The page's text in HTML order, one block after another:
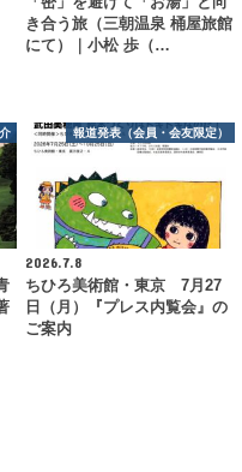
き合う旅（三朝温泉 桶屋旅館
にて）｜小松 歩（…
報道発表（会員・会友限定）
2026.7.8
ちひろ美術館・東京 7月27
日（月）『プレス内覧会』の
ご案内